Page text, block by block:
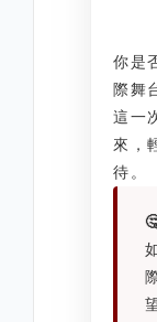
你是
際舞
這一
來，
待。